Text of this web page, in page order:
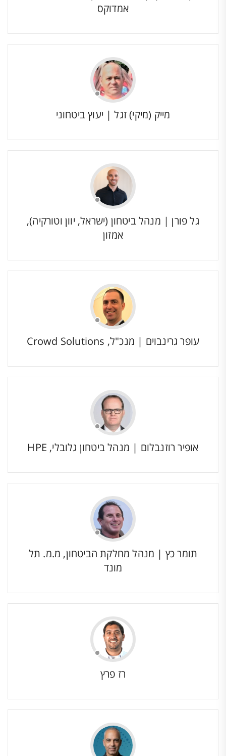
אמדוקס
מייק (מיקי) זגל | יעוץ ביטחוני
גל פורן | מנהל ביטחון (ישראל, יוון וטורקיה),
אמזון
עופר גרינבוים | מנכ"ל, Crowd Solutions
אופיר רוזנבלום | מנהל ביטחון גלובלי, HPE
תומר כץ | מנהל מחלקת הביטחון, מ.מ. תל
מונד
רז פרץ